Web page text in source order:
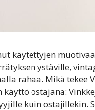
käytettyjen
ystäville,
rahaa. Mikä tekee
ostajana:
kuin ostajillekin.